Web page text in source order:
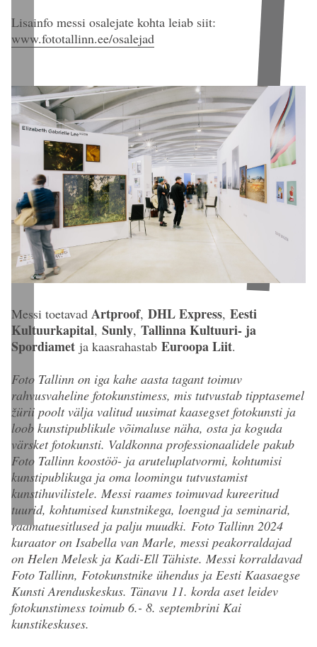
Lisainfo messi osalejate kohta leiab siit:
www.fototallinn.ee/osalejad
Messi toetavad Artproof, DHL Express, Eesti
Kultuurkapital, Sunly, Tallinna Kultuuri- ja
Spordiamet ja kaasrahastab Euroopa Liit.
Foto Tallinn on iga kahe aasta tagant toimuv
rahvusvaheline fotokunstimess, mis tutvustab tipptasemel
žürii poolt välja valitud uusimat kaasegset fotokunsti ja
loob kunstipublikule võimaluse näha, osta ja koguda
värsket fotokunsti. Valdkonna professionaalidele pakub
Foto Tallinn koostöö- ja aruteluplatvormi, kohtumisi
kunstipublikuga ja oma loomingu tutvustamist
kunstihuvilistele. Messi raames toimuvad kureeritud
tuurid, kohtumised kunstnikega, loengud ja seminarid,
raamatuesitlused ja palju muudki. Foto Tallinn 2024
kuraator on Isabella van Marle, messi peakorraldajad
on Helen Melesk ja Kadi-Ell Tähiste. Messi korraldavad
Foto Tallinn, Fotokunstnike ühendus ja Eesti Kaasaegse
Kunsti Arenduskeskus. Tänavu 11. korda aset leidev
fotokunstimess toimub 6.- 8. septembrini Kai
kunstikeskuses.